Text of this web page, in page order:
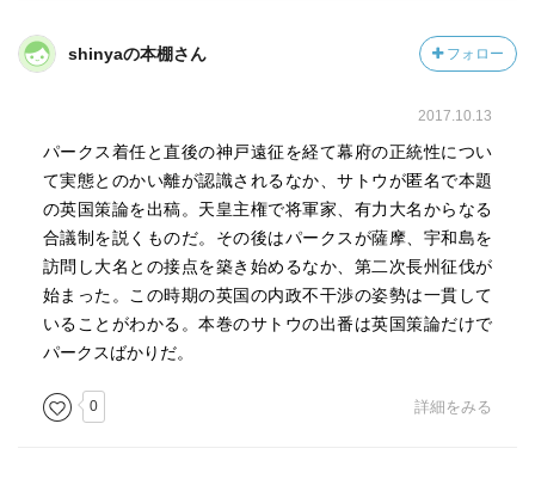
shinyaの本棚さん フォロー
2017.10.13
パークス着任と直後の神戸遠征を経て幕府の正統性につい
て実態とのかい離が認識されるなか、サトウが匿名で本題
の英国策論を出稿。天皇主権で将軍家、有力大名からなる
合議制を説くものだ。その後はパークスが薩摩、宇和島を
訪問し大名との接点を築き始めるなか、第二次長州征伐が
始まった。この時期の英国の内政不干渉の姿勢は一貫して
いることがわかる。本巻のサトウの出番は英国策論だけで
パークスばかりだ。
0 詳細をみる